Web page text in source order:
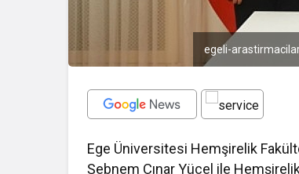
egeli-
Ege Üniversitesi Hemşirelik
Şebnem Çınar Yücel ile